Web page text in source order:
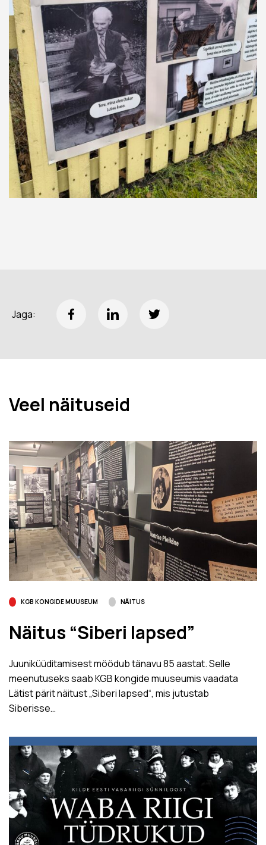
Jaga:
Veel näituseid
KGB KONGIDE MUUSEUM NÄITUS
Näitus “Siberi lapsed”
Juuniküüditamisest möödub tänavu 85 aastat. Selle
meenutuseks saab KGB kongide muuseumis vaadata
Lätist pärit näitust „Siberi lapsed“, mis jutustab
Siberisse…